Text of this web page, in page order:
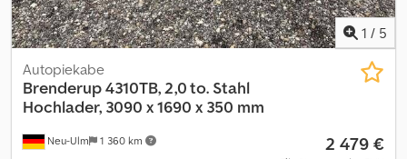
1 / 5
Neu-Ulm 1 360 km
Autopiekabe
Brenderup4310TB, 2,0 to. Stahl
Hochlader, 3090 x 1690 x 350 mm
2 479 €